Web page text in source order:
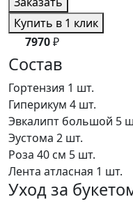
Купить в 1 клик
7970₽
Состав
Гортензия 1 шт.
Гиперикум 4 шт.
Эвкалипт большой 5
Эустома 2 шт.
Роза 40 см 5 шт.
Лента атласная 1 шт.
Уход за